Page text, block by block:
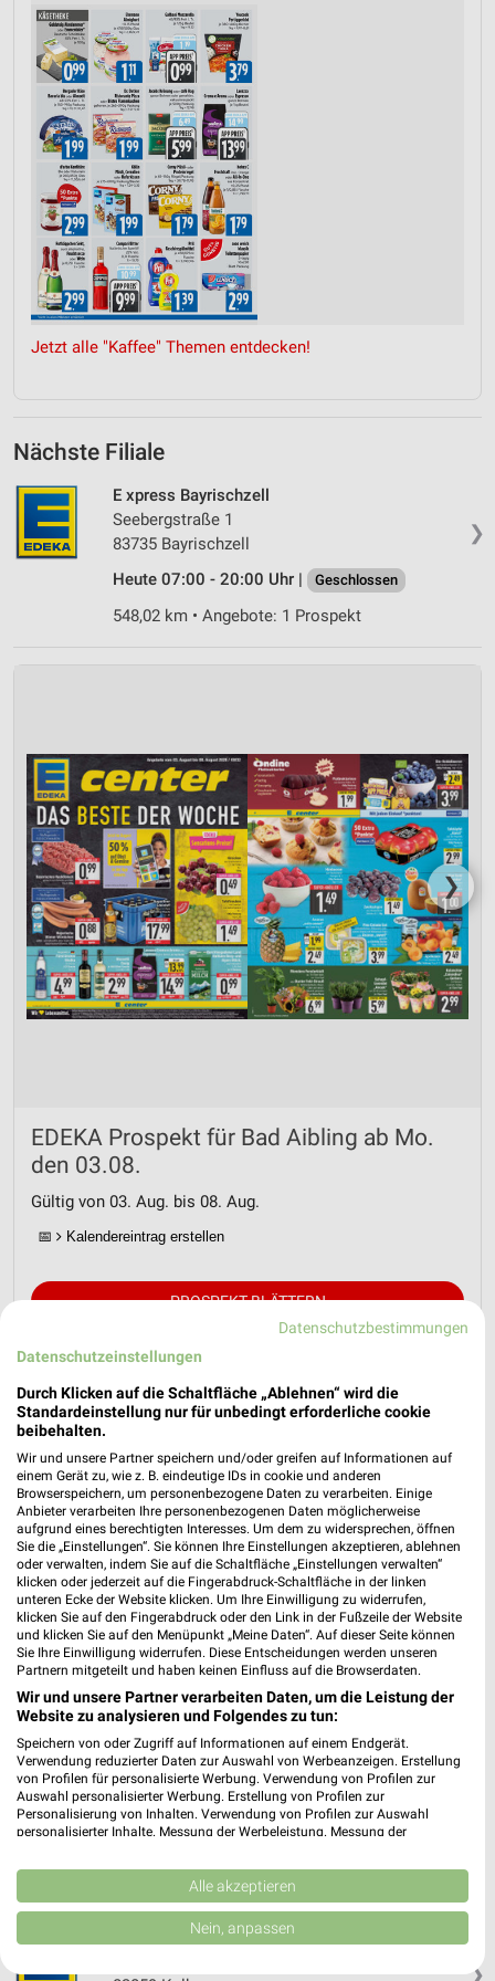
Jetzt alle "Kaffee" Themen entdecken!
Nächste Filiale
❯
E xpress Bayrischzell
Seebergstraße 1
83735 Bayrischzell
Heute 07:00 - 20:00 Uhr |
Geschlossen
548,02 km • Angebote: 1 Prospekt
❯
EDEKA Prospekt für Bad Aibling ab Mo.
den 03.08.
Gültig von 03. Aug. bis 08. Aug.
📅 Kalendereintrag erstellen
PROSPEKT BLÄTTERN
FLEISCH & WURST GETRÄNKE OBST & GEMÜSE
Jetzt alle "Fleisch & Wurst" Themen entdecken!
Nächste Filiale
❯
E center van Dungen Kolbermoor
Datenschutzbestimmungen
Datenschutzeinstellungen
Durch Klicken auf die Schaltfläche „Ablehnen“ wird die
Standardeinstellung nur für unbedingt erforderliche cookie
beibehalten.
Wir und unsere Partner speichern und/oder greifen auf Informationen auf
einem Gerät zu, wie z. B. eindeutige IDs in cookie und anderen
Browserspeichern, um personenbezogene Daten zu verarbeiten. Einige
Anbieter verarbeiten Ihre personenbezogenen Daten möglicherweise
aufgrund eines berechtigten Interesses. Um dem zu widersprechen, öffnen
Sie die „Einstellungen“. Sie können Ihre Einstellungen akzeptieren, ablehnen
oder verwalten, indem Sie auf die Schaltfläche „Einstellungen verwalten“
klicken oder jederzeit auf die Fingerabdruck-Schaltfläche in der linken
unteren Ecke der Website klicken. Um Ihre Einwilligung zu widerrufen,
klicken Sie auf den Fingerabdruck oder den Link in der Fußzeile der Website
und klicken Sie auf den Menüpunkt „Meine Daten“. Auf dieser Seite können
Sie Ihre Einwilligung widerrufen. Diese Entscheidungen werden unseren
Partnern mitgeteilt und haben keinen Einfluss auf die Browserdaten.
Wir und unsere Partner verarbeiten Daten, um die Leistung der
Website zu analysieren und Folgendes zu tun:
Speichern von oder Zugriff auf Informationen auf einem Endgerät.
Verwendung reduzierter Daten zur Auswahl von Werbeanzeigen. Erstellung
von Profilen für personalisierte Werbung. Verwendung von Profilen zur
Auswahl personalisierter Werbung. Erstellung von Profilen zur
Personalisierung von Inhalten. Verwendung von Profilen zur Auswahl
personalisierter Inhalte. Messung der Werbeleistung. Messung der
Kombinationen von Daten aus verschiedenen Quellen. Entwicklung und
Verbesserung der Angebote. Verwendung reduzierter Daten zur Auswahl
von Inhalten.
Daten können außerhalb der Europäischen Union weitergegeben und in die
Alle akzeptieren
Nein, anpassen